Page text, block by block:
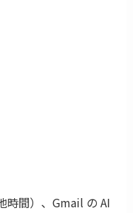
時間）、Gmail の AI